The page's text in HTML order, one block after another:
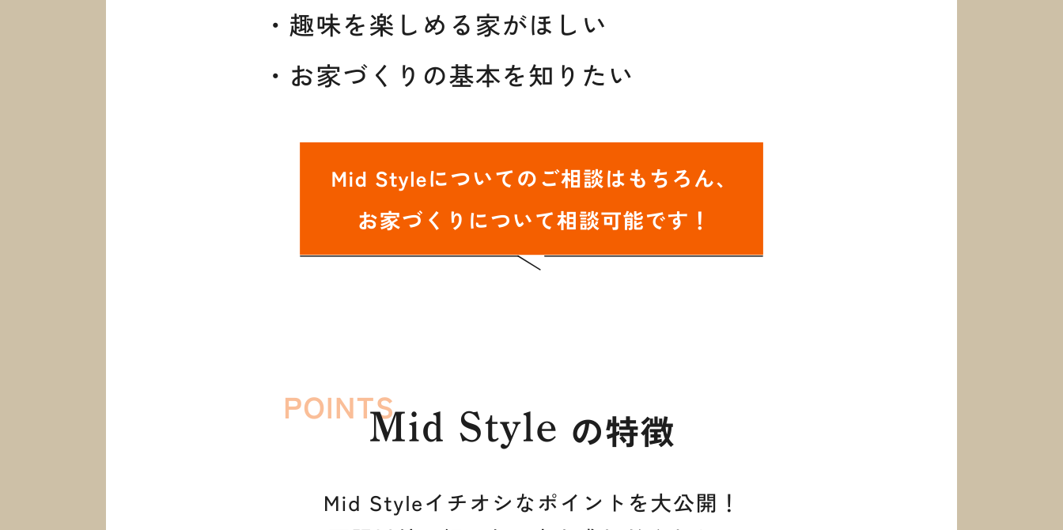
CLAMPYの家を体感してみる お問合わせ・資料請求